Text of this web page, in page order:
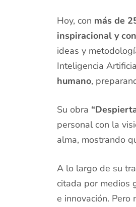
Hoy, con más de
inspiracional y
ideas y
Inteligencia
humano,
Su obra
personal con la
alma, mostrando
A lo largo de su
citada por medios
e innovación.